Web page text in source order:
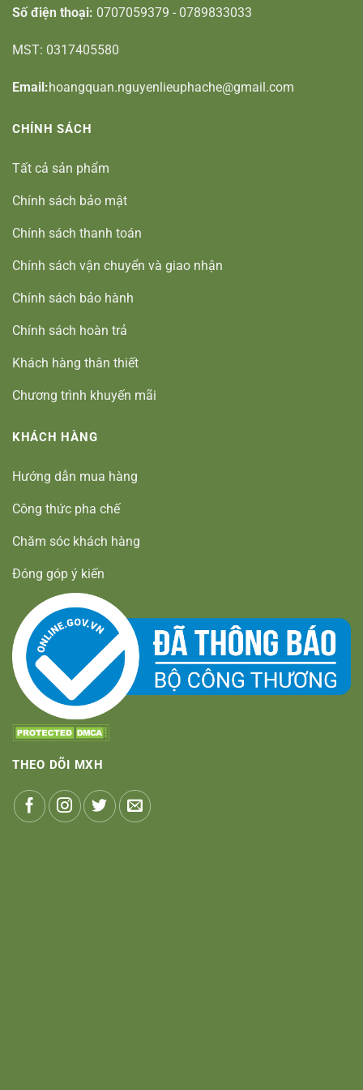
Số điện thoại: 0707059379 - 0789833033
MST: 0317405580
Email:hoangquan.nguyenlieuphache@gmail.com
CHÍNH SÁCH
Tất cả sản phẩm
Chính sách bảo mật
Chính sách thanh toán
Chính sách vận chuyển và giao nhận
Chính sách bảo hành
Chính sách hoàn trả
Khách hàng thân thiết
Chương trình khuyến mãi
KHÁCH HÀNG
Hướng dẫn mua hàng
Công thức pha chế
Chăm sóc khách hàng
Đóng góp ý kiến
THEO DÕI MXH